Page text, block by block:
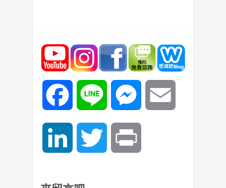
Facebook Line Messenger
LinkedIn Twitter